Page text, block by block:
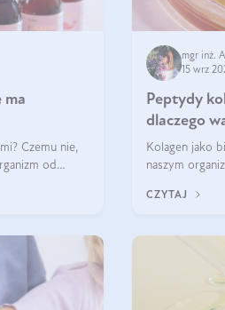
ma
Czemu nie,
od
Stosowanie
mgr inż.
15 wrz
Peptydy
dlaczego
Kolagen jako
naszym
formie, byłby
CZYTAJ